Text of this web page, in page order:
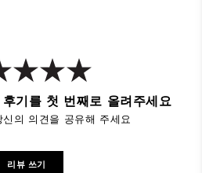
기를 첫 번째로 올려주세요
의 의견을 공유해 주세요
리뷰 쓰기